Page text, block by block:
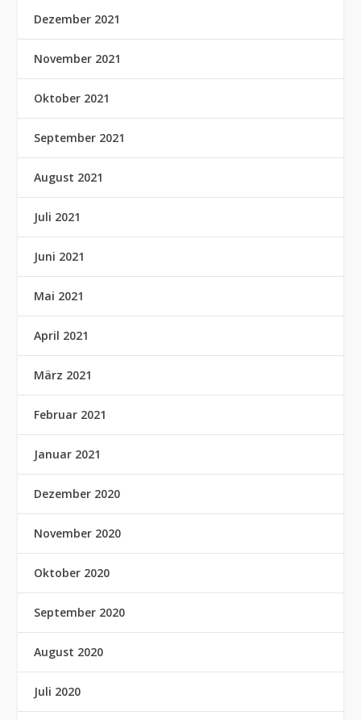
Dezember 2021
November 2021
Oktober 2021
September 2021
August 2021
Juli 2021
Juni 2021
Mai 2021
April 2021
März 2021
Februar 2021
Januar 2021
Dezember 2020
November 2020
Oktober 2020
September 2020
August 2020
Juli 2020